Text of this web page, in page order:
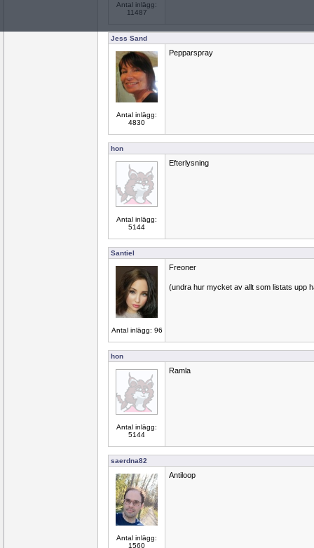
Antal inlägg:
11487
Jess Sand
Antal inlägg:
4830
Pepparspray
hon
Antal inlägg:
5144
Efterlysning
Santiel
Antal inlägg: 96
Freoner
(undra hur mycket av allt som listats upp
hon
Antal inlägg:
5144
Ramla
saerdna82
Antal inlägg:
1560
Antiloop